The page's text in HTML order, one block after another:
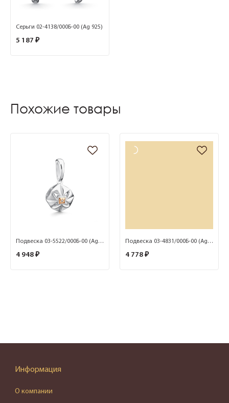
Серьги 02-4138/000Б-00 (Ag 925)
5 187 ₽
Похожие товары
Подвеска 03-5522/000Б-00 (Ag 925)
4 948 ₽
Подвеска 03-4831/000Б-00 (Ag 925)
4 778 ₽
Информация
О компании